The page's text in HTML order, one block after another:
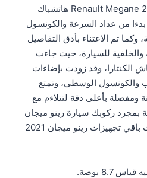
المكونات الداخلية في Renault Megane 2021 هاتشباك
بدءا من عداد السرعة والكونسول
تم الاعتناء بأدق التفاصيل
والخلفية للسيارة، حيث جاءت
الكنتارا، وقد زودت بإضاءات
والكونسول الوسطي، وتمتع
ومفصلة بأعلى دقة لتتلاءم مع
بمجرد ركوبك سيارة رينو ميجان
سيدان الجديدة كليا، وجاءت باقي تجهيزات رينو ميجان 2021
8.7 بوصة.